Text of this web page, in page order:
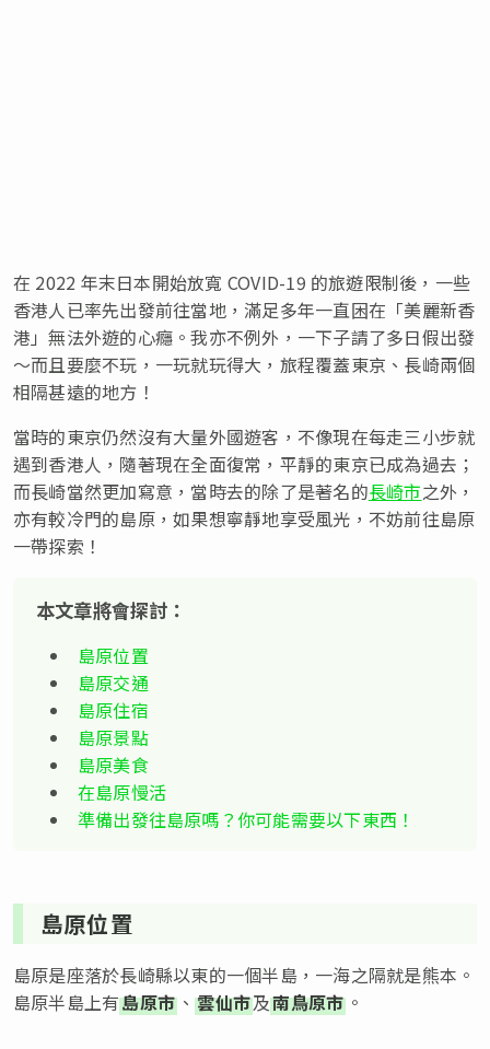
在 2022 年末日本開始放寬 COVID-19 的旅遊限制後，一些
香港人已率先出發前往當地，滿足多年一直困在「美麗新香
港」無法外遊的心癮。我亦不例外，一下子請了多日假出發
～而且要麼不玩，一玩就玩得大，旅程覆蓋東京、長崎兩個
相隔甚遠的地方！
當時的東京仍然沒有大量外國遊客，不像現在每走三小步就
遇到香港人，隨著現在全面復常，平靜的東京已成為過去；
而長崎當然更加寫意，當時去的除了是著名的長崎市之外，
亦有較冷門的島原，如果想寧靜地享受風光，不妨前往島原
一帶探索！
本文章將會探討：
島原位置
島原交通
島原住宿
島原景點
島原美食
在島原慢活
準備出發往島原嗎？你可能需要以下東西！
島原位置
島原是座落於長崎縣以東的一個半島，一海之隔就是熊本。
島原半島上有島原市 、雲仙市及南鳥原市 。